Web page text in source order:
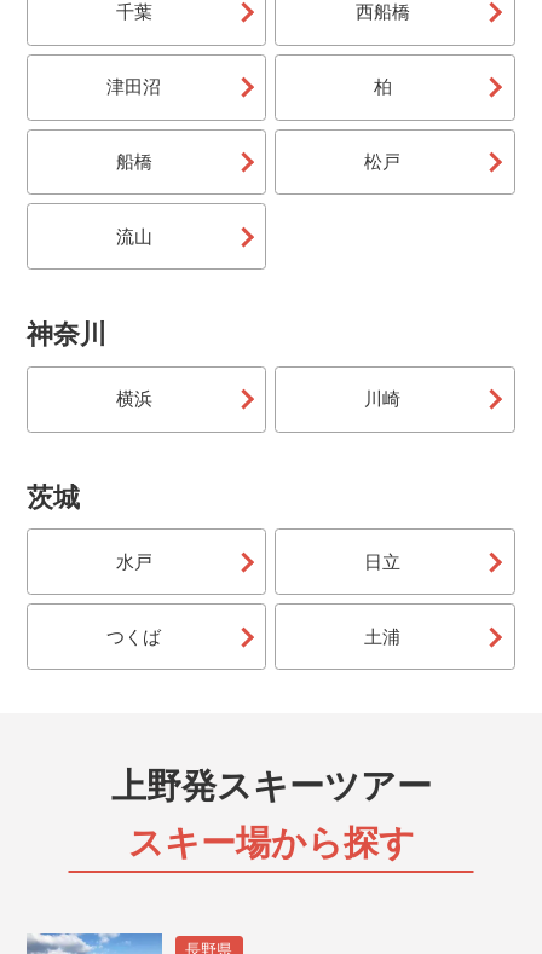
も選べるので自由な旅行が楽しめます。
千葉 西船橋
津田沼 柏
船橋 松戸
流山
神奈川
横浜 川崎
茨城
水戸 日立
つくば 土浦
上野発スキーツアー
スキー場から探す
長野県